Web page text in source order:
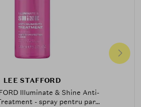
LEE STAFFORD
Illuminate & Shine Anti-
- spray pentru par...